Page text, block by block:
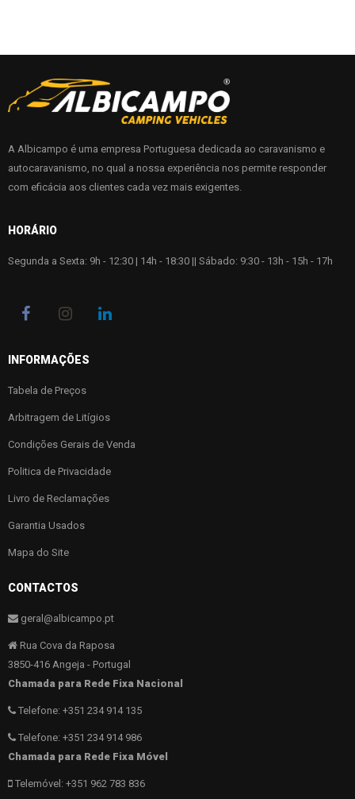
A Albicampo é uma empresa Portuguesa dedicada ao caravanismo e
autocaravanismo, no qual a nossa experiência nos permite responder
com eficácia aos clientes cada vez mais exigentes.
HORÁRIO
Segunda a Sexta: 9h - 12:30 | 14h - 18:30 || Sábado: 9:30 - 13h - 15h - 17h
INFORMAÇÕES
Tabela de Preços
Arbitragem de Litígios
Condições Gerais de Venda
Politica de Privacidade
Livro de Reclamações
Garantia Usados
Mapa do Site
CONTACTOS
geral@albicampo.pt
Rua Cova da Raposa
3850-416 Angeja - Portugal
Chamada para Rede Fixa Nacional
Telefone: +351 234 914 135
Telefone: +351 234 914 986
Chamada para Rede Fixa Móvel
Telemóvel: +351 962 783 836